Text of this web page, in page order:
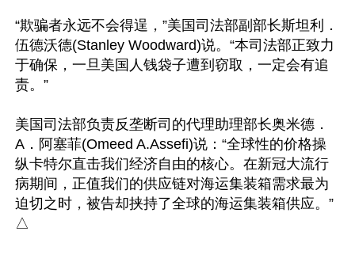
“欺骗者永远不会得逞，”美国司法部副部长斯坦利．
伍德沃德(Stanley Woodward)说。“本司法部正致力
于确保，一旦美国人钱袋子遭到窃取，一定会有追
责。”
美国司法部负责反垄断司的代理助理部长奥米德．
A．阿塞菲(Omeed A.Assefi)说：“全球性的价格操
纵卡特尔直击我们经济自由的核心。在新冠大流行
病期间，正值我们的供应链对海运集装箱需求最为
迫切之时，被告却挟持了全球的海运集装箱供应。”